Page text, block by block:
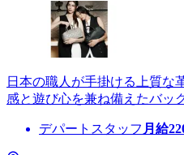
日本の職人が手掛ける上質な
感と遊び心を兼ね備えたバッ
デパートスタッフ 月給